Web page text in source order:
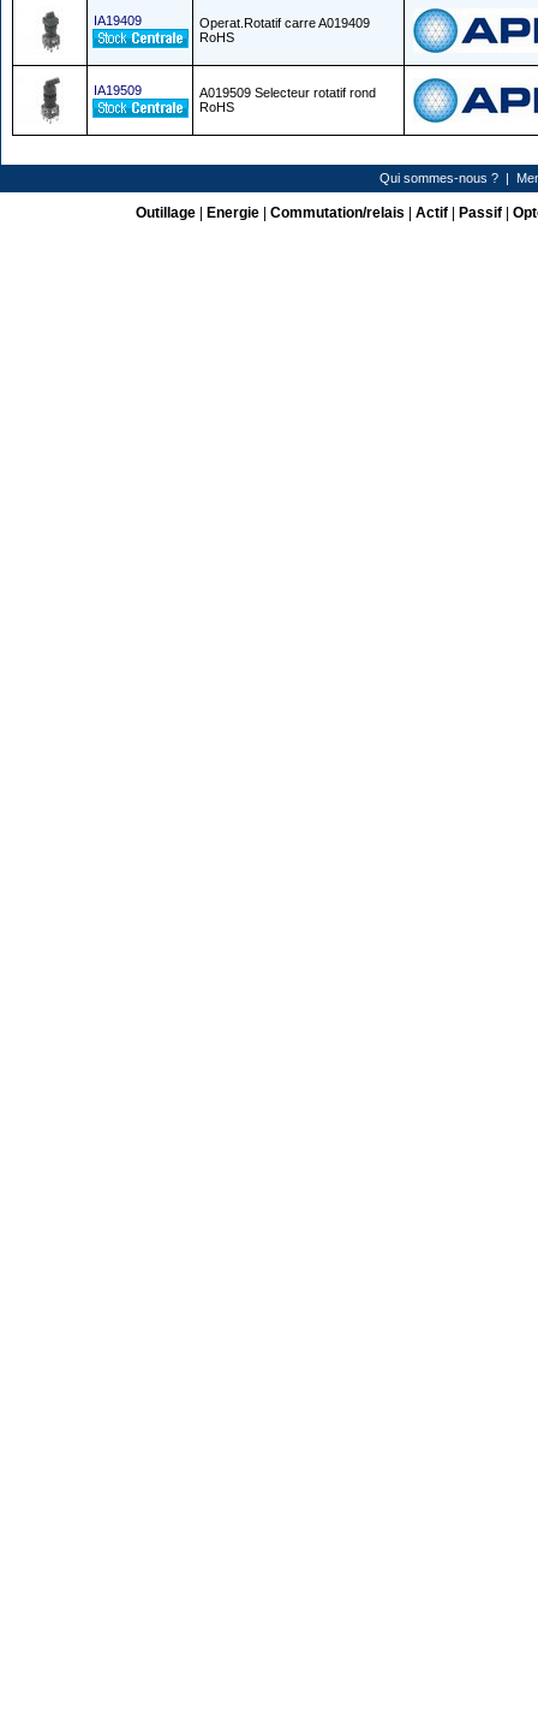
IA19409
Operat.Rotatif carre A019409
RoHS
IA19509
A019509 Selecteur rotatif rond
RoHS
Qui sommes-nous ?|
Outillage| Energie| Commutation/relais Actif| Passif|